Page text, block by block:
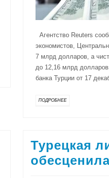
Агентство Reuters
экономистов,
7 млрд долларов, а
до 12,16 млрд
банка Турции от 17
ПОДРОБНЕЕ
Турецкая